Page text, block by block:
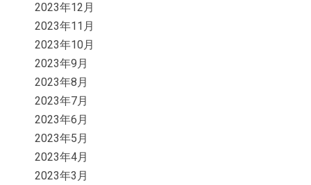
2023年12月
2023年11月
2023年10月
2023年9月
2023年8月
2023年7月
2023年6月
2023年5月
2023年4月
2023年3月